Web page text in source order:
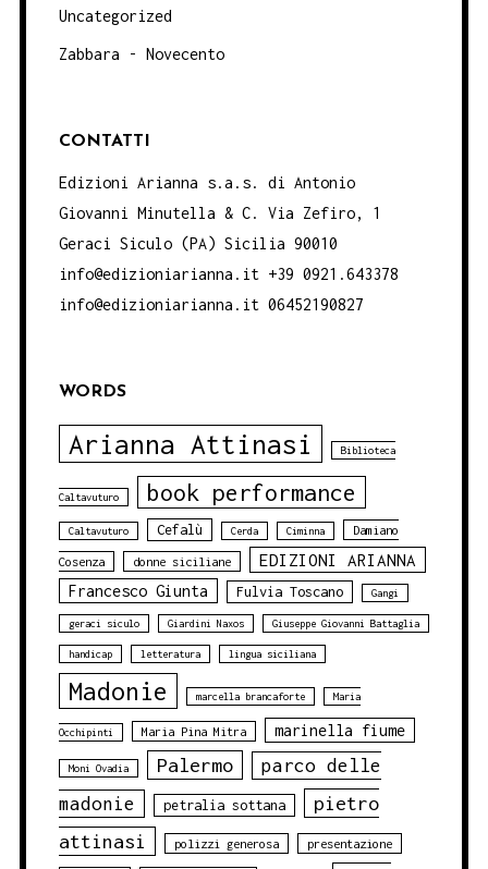
Uncategorized
Zabbara - Novecento
CONTATTI
Edizioni Arianna s.a.s. di Antonio
Giovanni Minutella & C. Via Zefiro, 1
Geraci Siculo (PA) Sicilia 90010
info@edizioniarianna.it +39 0921.643378
info@edizioniarianna.it 06452190827
WORDS
Arianna Attinasi Biblioteca
Caltavuturo book performance
Caltavuturo Cefalù Cerda Ciminna Damiano
Cosenza donne siciliane EDIZIONI ARIANNA
Francesco Giunta Fulvia Toscano Gangi
geraci siculo Giardini Naxos Giuseppe Giovanni Battaglia
handicap letteratura lingua siciliana
Madonie marcella brancaforte Maria
Occhipinti Maria Pina Mitra marinella fiume
Moni Ovadia Palermo
parco delle
madonie
petralia sottana
pietro
attinasi
polizzi generosa presentazione